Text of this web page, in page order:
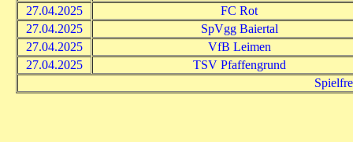
27.04.2025
FC Rot
27.04.2025
SpVgg Baiertal
27.04.2025
VfB Leimen
27.04.2025
TSV Pfaffengrund